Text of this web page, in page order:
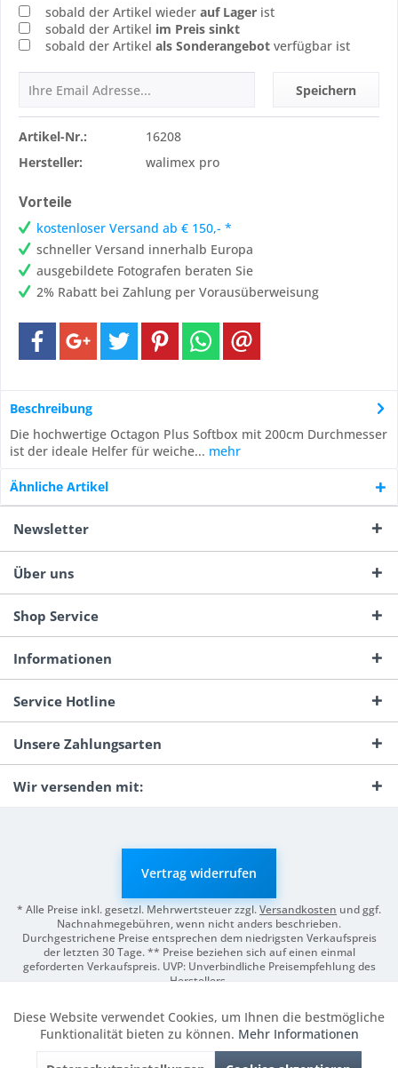
sobald der Artikel wieder auf Lager ist
sobald der Artikel im Preis sinkt
sobald der Artikel als Sonderangebot verfügbar ist
Speichern
Artikel-Nr.:
16208
Hersteller:
walimex pro
Vorteile
kostenloser Versand ab € 150,- *
schneller Versand innerhalb Europa
ausgebildete Fotografen beraten Sie
2% Rabatt bei Zahlung per Vorausüberweisung
Beschreibung
Die hochwertige Octagon Plus Softbox mit 200cm Durchmesser
ist der ideale Helfer für weiche... mehr
Ähnliche Artikel
Newsletter
Über uns
Shop Service
Informationen
Service Hotline
Unsere Zahlungsarten
Wir versenden mit:
Vertrag widerrufen
* Alle Preise inkl. gesetzl. Mehrwertsteuer zzgl.Versandkosten und ggf.
Nachnahmegebühren, wenn nicht anders beschrieben.
Durchgestrichene Preise entsprechen dem niedrigsten Verkaufspreis
der letzten 30 Tage. ** Preise beziehen sich auf einen einmal
geforderten Verkaufspreis. UVP: Unverbindliche Preisempfehlung des
Herstellers.
Funktionale Aktiv
Diese Website verwendet Cookies, um Ihnen die bestmögliche
Funktionalität bieten zu können. Mehr Informationen